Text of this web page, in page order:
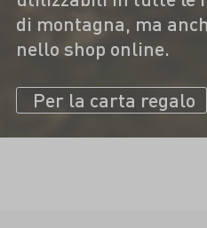
di montagna, ma
nello shop online.
Per la carta regalo